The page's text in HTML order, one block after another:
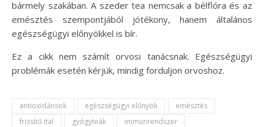
bármely szakában. A szeder tea nemcsak a bélflóra és az
emésztés szempontjából jótékony, hanem általános
egészségügyi előnyökkel is bír.
Ez a cikk nem számít orvosi tanácsnak. Egészségügyi
problémák esetén kérjük, mindig forduljon orvoshoz.
antioxidánsok egészségügyi előnyök
emésztés
frissítő ital
gyógyteák
immunrendszer